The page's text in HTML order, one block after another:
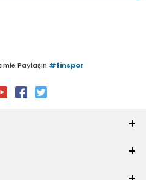
Paylaşın #finspor